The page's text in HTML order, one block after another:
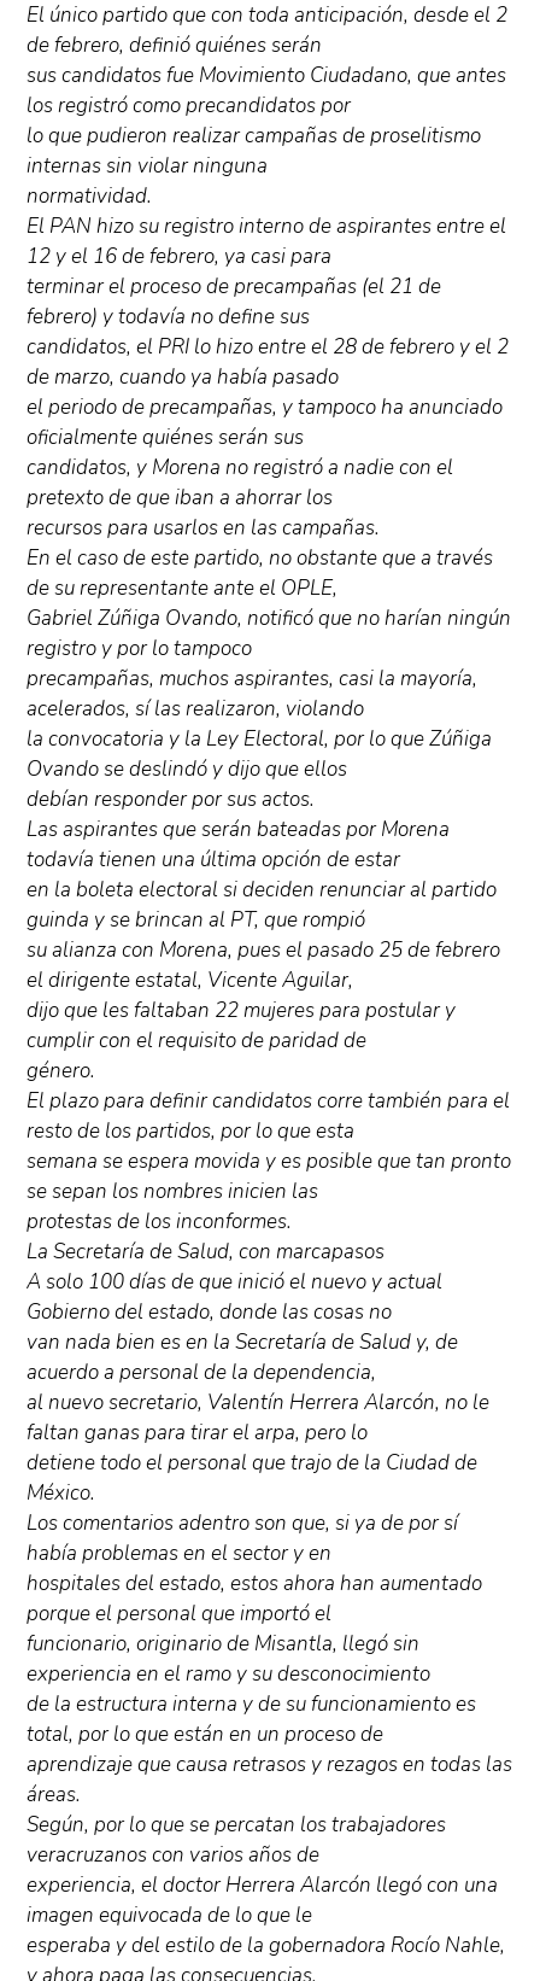
El único partido que con toda anticipación, desde el 2
de febrero, definió quiénes serán
sus candidatos fue Movimiento Ciudadano, que antes
los registró como precandidatos por
lo que pudieron realizar campañas de proselitismo
internas sin violar ninguna
normatividad.
El PAN hizo su registro interno de aspirantes entre el
12 y el 16 de febrero, ya casi para
terminar el proceso de precampañas (el 21 de
febrero) y todavía no define sus
candidatos, el PRI lo hizo entre el 28 de febrero y el 2
de marzo, cuando ya había pasado
el periodo de precampañas, y tampoco ha anunciado
oficialmente quiénes serán sus
candidatos, y Morena no registró a nadie con el
pretexto de que iban a ahorrar los
recursos para usarlos en las campañas.
En el caso de este partido, no obstante que a través
de su representante ante el OPLE,
Gabriel Zúñiga Ovando, notificó que no harían ningún
registro y por lo tampoco
precampañas, muchos aspirantes, casi la mayoría,
acelerados, sí las realizaron, violando
la convocatoria y la Ley Electoral, por lo que Zúñiga
Ovando se deslindó y dijo que ellos
debían responder por sus actos.
Las aspirantes que serán bateadas por Morena
todavía tienen una última opción de estar
en la boleta electoral si deciden renunciar al partido
guinda y se brincan al PT, que rompió
su alianza con Morena, pues el pasado 25 de febrero
el dirigente estatal, Vicente Aguilar,
dijo que les faltaban 22 mujeres para postular y
cumplir con el requisito de paridad de
género.
El plazo para definir candidatos corre también para el
resto de los partidos, por lo que esta
semana se espera movida y es posible que tan pronto
se sepan los nombres inicien las
protestas de los inconformes.
La Secretaría de Salud, con marcapasos
A solo 100 días de que inició el nuevo y actual
Gobierno del estado, donde las cosas no
van nada bien es en la Secretaría de Salud y, de
acuerdo a personal de la dependencia,
al nuevo secretario, Valentín Herrera Alarcón, no le
faltan ganas para tirar el arpa, pero lo
detiene todo el personal que trajo de la Ciudad de
México.
Los comentarios adentro son que, si ya de por sí
había problemas en el sector y en
hospitales del estado, estos ahora han aumentado
porque el personal que importó el
funcionario, originario de Misantla, llegó sin
experiencia en el ramo y su desconocimiento
de la estructura interna y de su funcionamiento es
total, por lo que están en un proceso de
aprendizaje que causa retrasos y rezagos en todas las
áreas.
Según, por lo que se percatan los trabajadores
veracruzanos con varios años de
experiencia, el doctor Herrera Alarcón llegó con una
imagen equivocada de lo que le
esperaba y del estilo de la gobernadora Rocío Nahle,